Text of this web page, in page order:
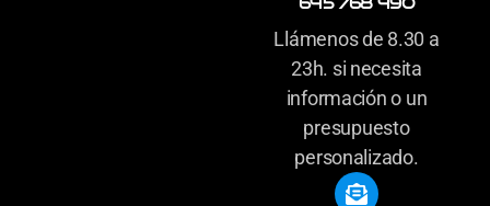
Llámenos de 8.30 a
23h. si necesita
información o un
presupuesto
personalizado.